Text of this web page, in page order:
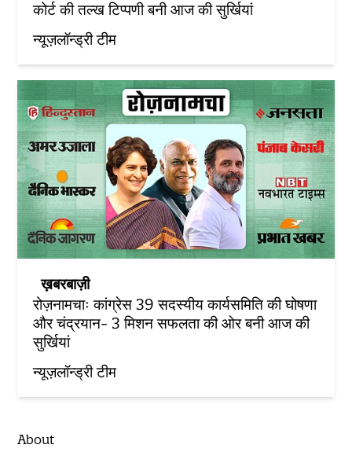
कोर्ट की तल्ख टिप्पणी बनी आज की सुर्खियां
न्यूज़लॉन्ड्री टीम
ख़बरबाज़ी
रोज़नामचाः कांग्रेस 39 सदस्यीय कार्यसमिति की घोषणा
और चंद्रयान- 3 मिशन सफलता की ओर बनी आज की
सुर्खियां
न्यूज़लॉन्ड्री टीम
About